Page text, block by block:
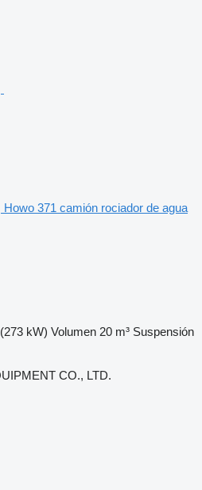
Howo 371 camión rociador de agua
kW) Volumen 20 m³ Suspensión
CO., LTD.